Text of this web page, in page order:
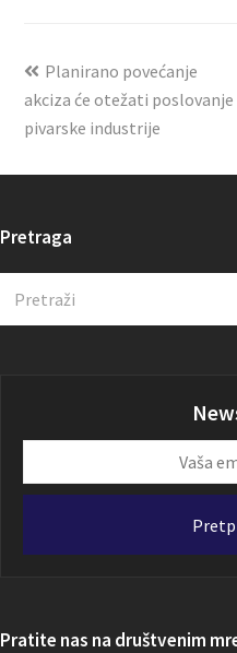
Planirano povećanje
akciza će otežati poslovanje
pivarske industrije
Pretraga
email
Pratite nas na društvenim